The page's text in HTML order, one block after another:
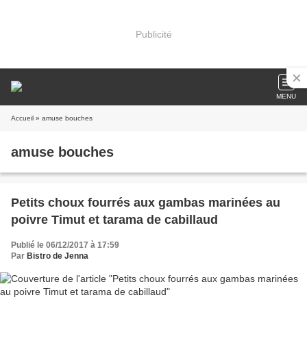
Publicité
MENU
Accueil » amuse bouches
amuse bouches
Petits choux fourrés aux gambas marinées au
poivre Timut et tarama de cabillaud
Publié le 06/12/2017 à 17:59
Par Bistro de Jenna